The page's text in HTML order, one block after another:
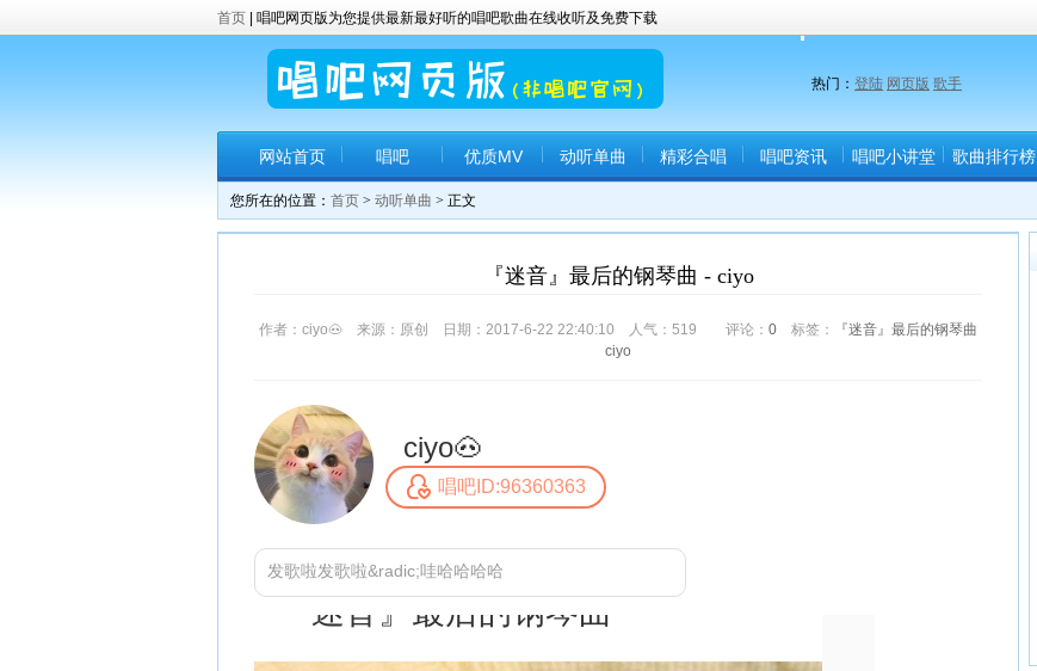
首页 | 唱吧网页版为您提供最新最好听的唱吧歌曲在线收听及免费下载
热门： 登陆 网页版 歌手
网站首页 唱吧 优质MV 动听单曲 精彩合唱 唱吧资讯 唱吧小讲堂 歌曲排行榜
您所在的位置： 首页 > 动听单曲 > 正文
『迷音』最后的钢琴曲 - ciyo
作者：ciyo🐽 来源：原创 日期：2017-6-22 22:40:10 人气： 519 评论： 0 标签：
『迷音』最后的钢琴曲
ciyo
ciyo🐽
唱吧ID:96360363
发歌啦发歌啦&radic;哇哈哈哈哈